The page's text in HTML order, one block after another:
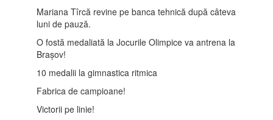
Mariana Tîrcă revine pe banca tehnică după câteva
luni de pauză.
O fostă medaliată la Jocurile Olimpice va antrena la
Brașov!
10 medalii la gimnastica ritmica
Fabrica de campioane!
Victorii pe linie!